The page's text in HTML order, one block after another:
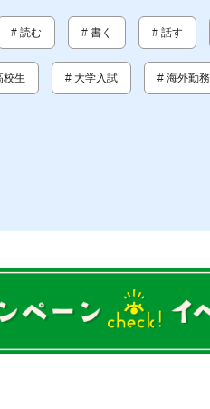
# 読む # 書く # 話す
校生 # 大学入試 # 海外勤務